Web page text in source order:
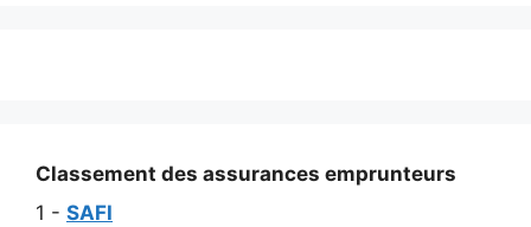
Classement des assurances emprunteurs
1 - SAFI